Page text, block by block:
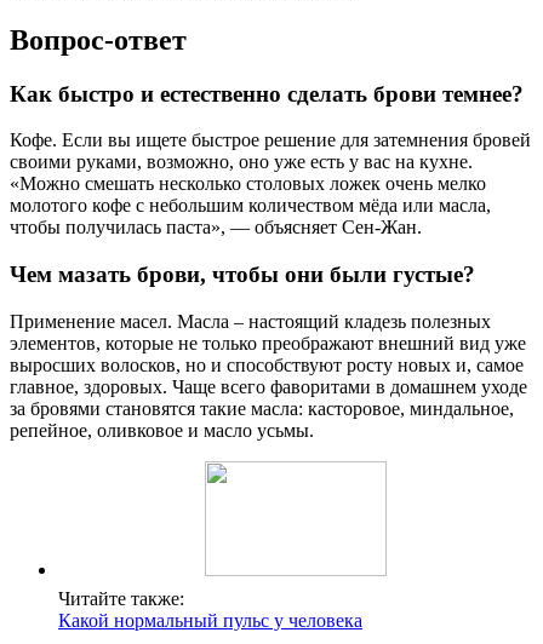
Вопрос-ответ
Как быстро и естественно сделать брови темнее?
Кофе. Если вы ищете быстрое решение для затемнения бровей
своими руками, возможно, оно уже есть у вас на кухне.
«Можно смешать несколько столовых ложек очень мелко
молотого кофе с небольшим количеством мёда или масла,
чтобы получилась паста», — объясняет Сен-Жан.
Чем мазать брови, чтобы они были густые?
Применение масел. Масла – настоящий кладезь полезных
элементов, которые не только преображают внешний вид уже
выросших волосков, но и способствуют росту новых и, самое
главное, здоровых. Чаще всего фаворитами в домашнем уходе
за бровями становятся такие масла: касторовое, миндальное,
репейное, оливковое и масло усьмы.
Читайте также:
Какой нормальный пульс у человека